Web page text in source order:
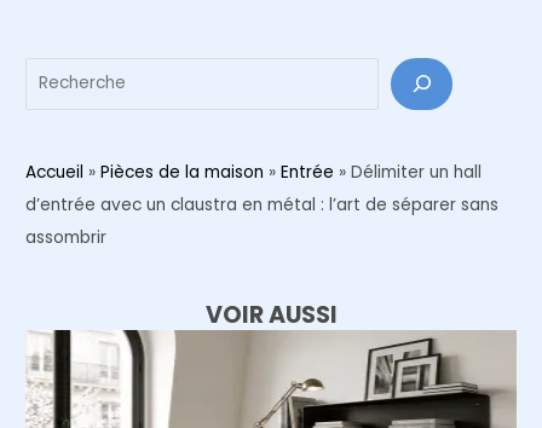
Accueil » Pièces de la maison » Entrée » Délimiter un hall
d’entrée avec un claustra en métal : l’art de séparer sans
assombrir
VOIR AUSSI